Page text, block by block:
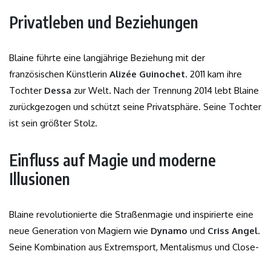
Privatleben und Beziehungen
Blaine führte eine langjährige Beziehung mit der
französischen Künstlerin Alizée Guinochet. 2011 kam ihre
Tochter Dessa zur Welt. Nach der Trennung 2014 lebt Blaine
zurückgezogen und schützt seine Privatsphäre. Seine Tochter
ist sein größter Stolz.
Einfluss auf Magie und moderne
Illusionen
Blaine revolutionierte die Straßenmagie und inspirierte eine
neue Generation von Magiern wie Dynamo und Criss Angel.
Seine Kombination aus Extremsport, Mentalismus und Close-